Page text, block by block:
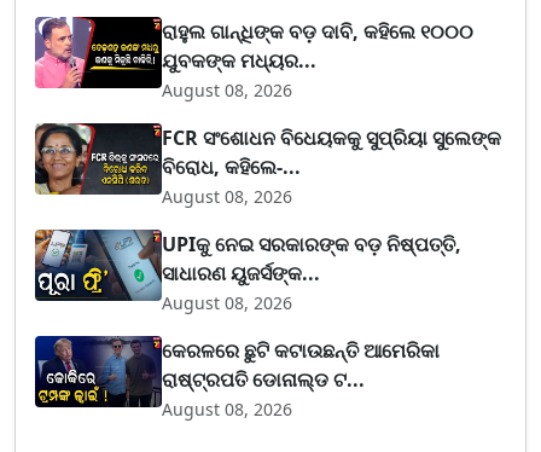
ରାହୁଲ ଗାନ୍ଧିଙ୍କ ବଡ଼ ଦାବି, କହିଲେ ୧୦୦୦
ଯୁବକଙ୍କ ମଧ୍ୟର...
August 08, 2026
FCR ସଂଶୋଧନ ବିଧେୟକକୁ ସୁପ୍ରିୟା ସୁଲେଙ୍କ
ବିରୋଧ, କହିଲେ-...
August 08, 2026
UPIକୁ ନେଇ ସରକାରଙ୍କ ବଡ଼ ନିଷ୍ପତ୍ତି,
ସାଧାରଣ ୟୁଜର୍ସଙ୍କ...
August 08, 2026
କେରଳରେ ଛୁଟି କଟାଉଛନ୍ତି ଆମେରିକା
ରାଷ୍ଟ୍ରପତି ଡୋନାଲ୍ଡ ଟ...
August 08, 2026